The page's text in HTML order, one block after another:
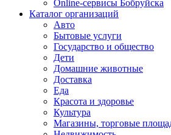
Online-сервисы Бобруйска
Каталог организаций
Авто
Бытовые услуги
Государство и общество
Дети
Домашние животные
Доставка
Еда
Красота и здоровье
Культура
Магазины, торговые